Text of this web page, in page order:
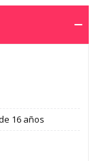
16 años